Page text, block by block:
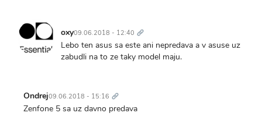
oxy09.06.2018 - 12:40 odkaz
Lebo ten asus sa este ani nepredava a v asuse uz
zabudli na to ze taky model maju.
Ondrej09.06.2018 - 15:16 odkaz
Zenfone 5 sa uz davno predava